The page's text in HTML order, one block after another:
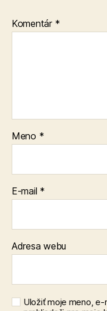
Komentár *
Meno *
E-mail *
Adresa webu
Uložiť moje meno,